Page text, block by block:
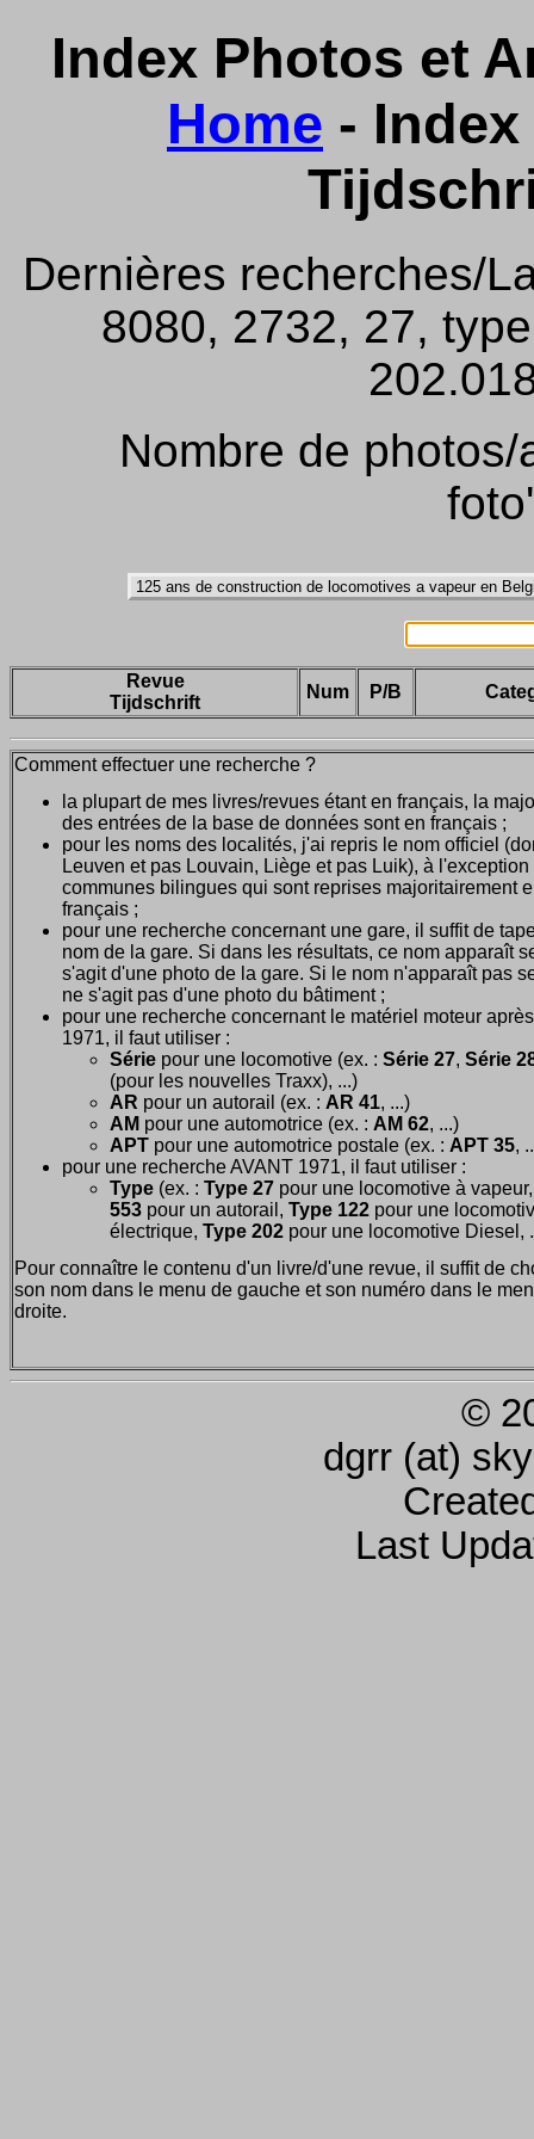
Index Photos et
Home -
Dernières recherches/
8080, 2732, 27,
Nombre de
Revue
Tijdschrift
Num P/B
Comment effectuer une recherche ?
la plupart de mes livres/revues étant en français, la
des entrées de la base de données sont en français ;
pour les noms des localités, j'ai repris le nom officiel
Leuven et pas Louvain, Liège et pas Luik), à l'exception
communes bilingues qui sont reprises majoritairement
français ;
pour une recherche concernant une gare, il suffit de
nom de la gare. Si dans les résultats, ce nom apparaît
s'agit d'une photo de la gare. Si le nom n'apparaît pas
ne s'agit pas d'une photo du bâtiment ;
pour une recherche concernant le matériel moteur après
1971, il faut utiliser :
Série pour une locomotive (ex. : Série 27, Série
(pour les nouvelles Traxx), ...)
AR pour un autorail (ex. : AR 41, ...)
AM pour une automotrice (ex. : AM 62, ...)
APT pour une automotrice postale (ex. : APT 35,
pour une recherche AVANT 1971, il faut utiliser :
Type (ex. : Type 27 pour une locomotive à
553 pour un autorail, Type 122 pour une
électrique, Type 202 pour une locomotive Diesel,
Pour connaître le contenu d'un livre/d'une revue, il suffit de
son nom dans le menu de gauche et son numéro dans le
droite.
©
dgrr (at)
Last